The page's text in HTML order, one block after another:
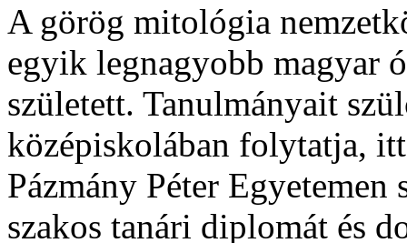
A görög mitológia
egyik legnagyobb magyar
született. Tanulmányait
középiskolában folytatja,
Pázmány Péter
szakos tanári diplomát és